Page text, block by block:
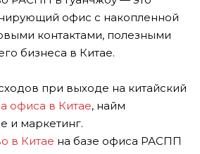
офис с накопленной
контактами, полезными
бизнеса в Китае.
при выходе на китайский
офиса в Китае, найм
и маркетинг.
в Китае на базе офиса РАСПП